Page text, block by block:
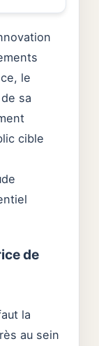
le
sa
cible
de
la
au sein